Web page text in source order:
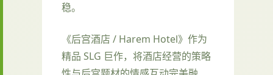
稳。
《后宫酒店 / Harem Hotel》作为
精品 SLG 巨作，将酒店经营的策略